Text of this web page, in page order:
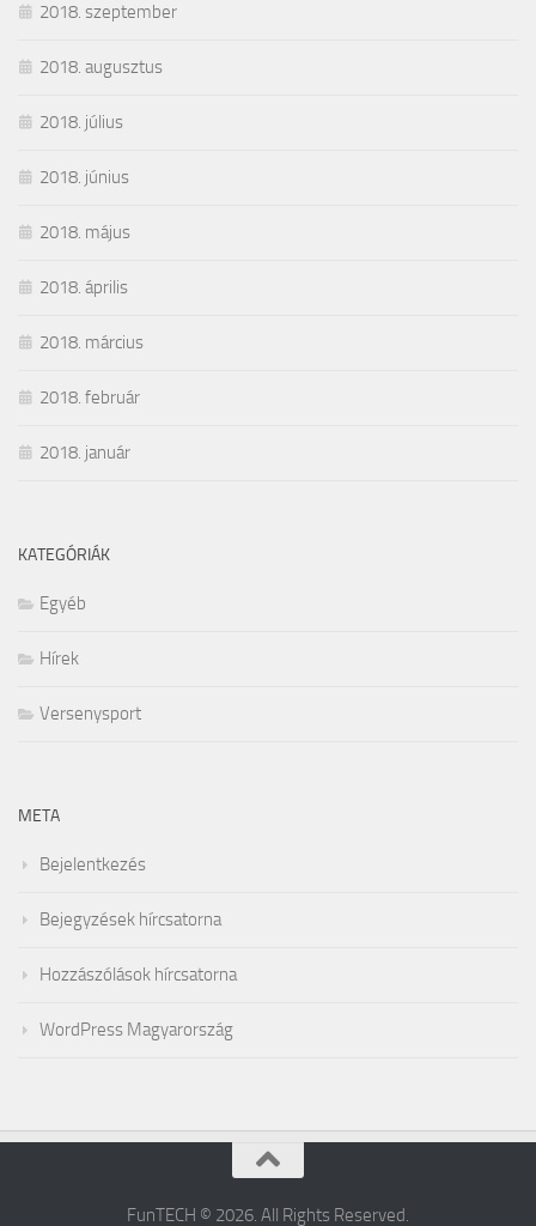
2018. szeptember
2018. augusztus
2018. július
2018. június
2018. május
2018. április
2018. március
2018. február
2018. január
KATEGÓRIÁK
Egyéb
Hírek
Versenysport
META
Bejelentkezés
Bejegyzések hírcsatorna
Hozzászólások hírcsatorna
WordPress Magyarország
FunTECH © 2026. All Rights Reserved.